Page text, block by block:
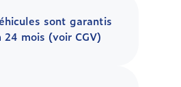
sont garantis
24 mois (voir CGV)